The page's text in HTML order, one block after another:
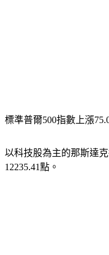
標準普爾500指數上漲
以科技股為主的那斯達
12235.41點。